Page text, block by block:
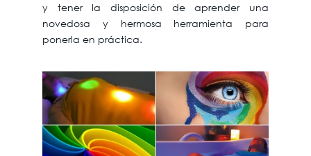
y tener la disposición de aprender una
novedosa y hermosa herramienta para
ponerla en práctica.